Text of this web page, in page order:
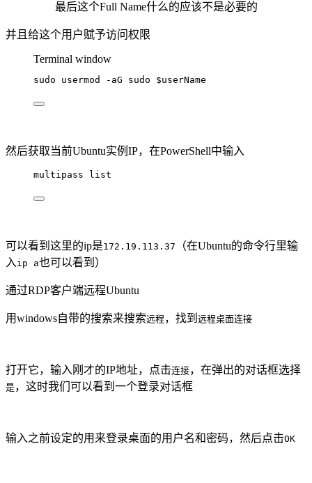
最后这个Full Name什么的应该不是必要的
并且给这个用户赋予访问权限
Terminal window
sudo usermod -aG sudo $userName
然后获取当前Ubuntu实例IP，在PowerShell中输入
multipass list
可以看到这里的ip是172.19.113.37
（在Ubuntu的命令行里输
入 ip a也可以看到）
通过RDP客户端远程Ubuntu
用windows自带的搜索来搜索远程，找到 远程桌面连接
打开它，输入刚才的IP地址，点击连接，在弹出的对话框选择
是，这时我们可以看到一个登录对话框
输入之前设定的用来登录桌面的用户名和密码，然后点击OK